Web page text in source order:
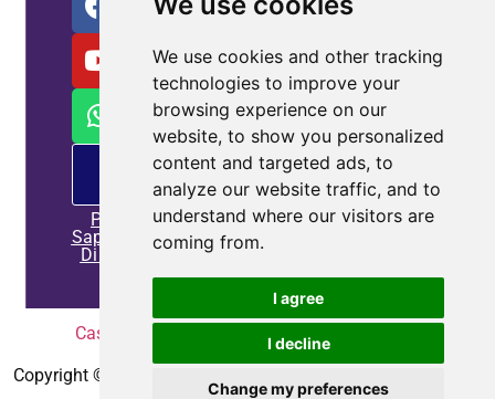
We use cookies and other tracking
technologies to improve your
browsing experience on our
website, to show you personalized
content and targeted ads, to
analyze our website traffic, and to
understand where our visitors are
coming from.
I agree
I decline
Change my preferences
Per
Saperne
Di Più
Casa Politica sulla riservatezza
Copyright © 2010-2025